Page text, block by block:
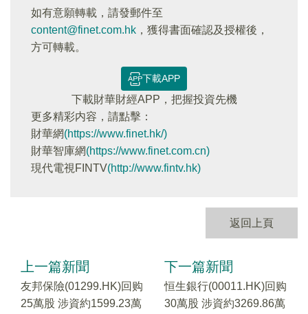
如有意願轉載，請發郵件至
content@finet.com.hk ，獲得書面確認及授權後，
方可轉載。
下載APP
下載財華財經APP，把握投資先機
更多精彩内容，請點擊：
財華網(https://www.finet.hk/)
財華智庫網(https://www.finet.com.cn)
現代電視FINTV(http://www.fintv.hk)
返回上頁
上一篇新聞
友邦保險(01299.HK)回购
25萬股 涉資約1599.23萬
下一篇新聞
恒生銀行(00011.HK)回购
30萬股 涉資約3269.86萬